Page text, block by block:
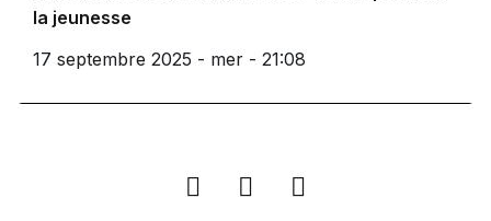
la jeunesse
17 septembre 2025 - mer - 21:08